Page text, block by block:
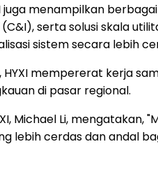
juga menampilkan
serta solusi skala
sistem secara lebih
mempererat kerja
di pasar regional.
Michael Li,
lebih cerdas dan andal